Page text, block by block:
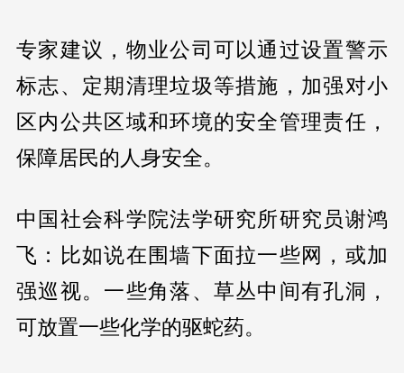
专家建议，物业公司可以通过设置警示
标志、定期清理垃圾等措施，加强对小
区内公共区域和环境的安全管理责任，
保障居民的人身安全。
中国社会科学院法学研究所研究员谢鸿
飞：比如说在围墙下面拉一些网，或加
强巡视。一些角落、草丛中间有孔洞，
可放置一些化学的驱蛇药。